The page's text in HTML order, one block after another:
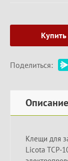
Купить
Поделиться:
Описание
Клещи для
Licota TCP-